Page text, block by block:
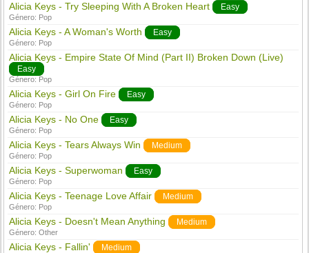
Alicia Keys - Try Sleeping With A Broken Heart Easy
Género: Pop
Alicia Keys - A Woman's Worth Easy
Género: Pop
Alicia Keys - Empire State Of Mind (Part II) Broken Down (Live)
Easy
Género: Pop
Alicia Keys - Girl On Fire Easy
Género: Pop
Alicia Keys - No One Easy
Género: Pop
Alicia Keys - Tears Always Win Medium
Género: Pop
Alicia Keys - Superwoman Easy
Género: Pop
Alicia Keys - Teenage Love Affair Medium
Género: Pop
Alicia Keys - Doesn't Mean Anything Medium
Género:Other
Alicia Keys - Fallin' Medium